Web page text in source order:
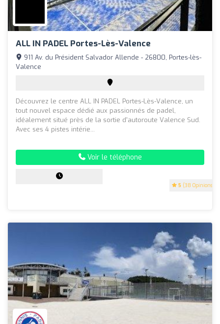
ALL IN PADEL Portes-Lès-Valence
5 (38 Opinions)
911 Av. du Président Salvador Allende - 26800, Portes-lès-
Valence
Découvrez le centre ALL IN PADEL Portes-Lès-Valence, un
tout nouvel espace dédié aux passionnés de padel,
idéalement situé près de la sortie d'autoroute Valence Sud.
Avec ses 4 pistes intérie...
Voir le téléphone